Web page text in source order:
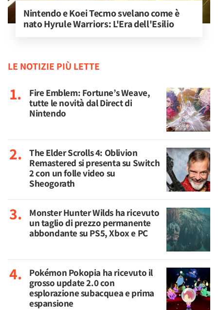
Nintendo e Koei Tecmo svelano come è
nato Hyrule Warriors: L'Era dell'Esilio
LE NOTIZIE PIÙ LETTE
Fire Emblem: Fortune’s Weave,
tutte le novità dal Direct di
Nintendo
The Elder Scrolls 4: Oblivion
Remastered si presenta su Switch
2 con un folle video su
Sheogorath
Monster Hunter Wilds ha ricevuto
un taglio di prezzo permanente
abbondante su PS5, Xbox e PC
Pokémon Pokopia ha ricevuto il
grosso update 2.0 con
esplorazione subacquea e prima
espansione